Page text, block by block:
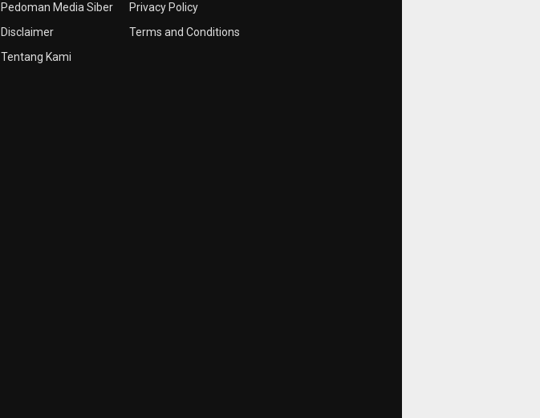
Pedoman Media Siber
Disclaimer
Tentang Kami
Privacy Policy
Terms and Conditions